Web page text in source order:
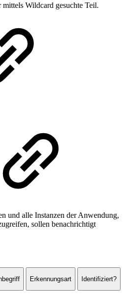
mittels Wildcard gesuchte Teil.
und alle Instanzen der Anwendung,
sollen benachrichtigt
Erkennungsart Identifiziert?